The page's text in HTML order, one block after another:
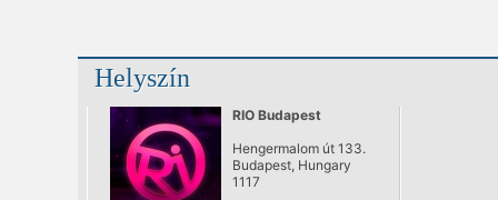
Helyszín
RIO Budapest
Hengermalom út 133.
Budapest, Hungary
1117